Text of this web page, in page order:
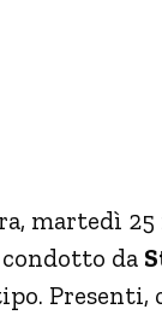
martedì 25
da